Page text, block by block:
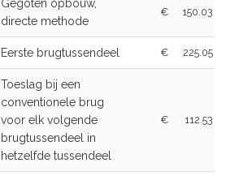
Gegoten opbouw,
directe methode
€ 150.03
Eerste brugtussendeel € 225.05
Toeslag bij een
conventionele brug
voor elk volgende
brugtussendeel in
hetzelfde tussendeel
€ 112.53